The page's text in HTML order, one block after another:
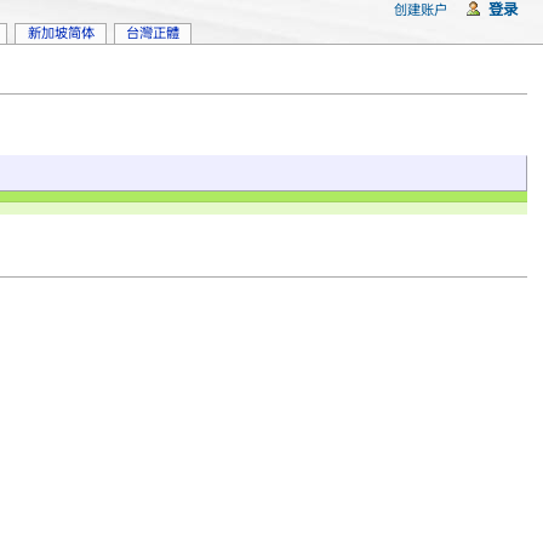
新加坡简体 台灣正體
创建账户 登录